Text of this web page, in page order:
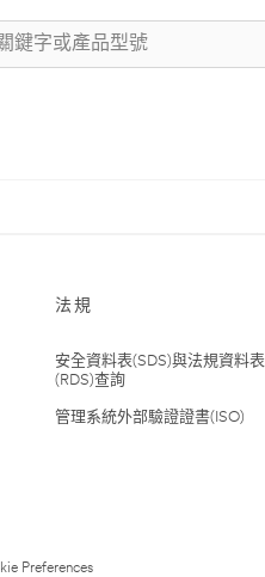
法規
安全資料表(SDS)與法規資料表
(RDS)查詢
管理系統外部驗證證書(ISO)
Preferences